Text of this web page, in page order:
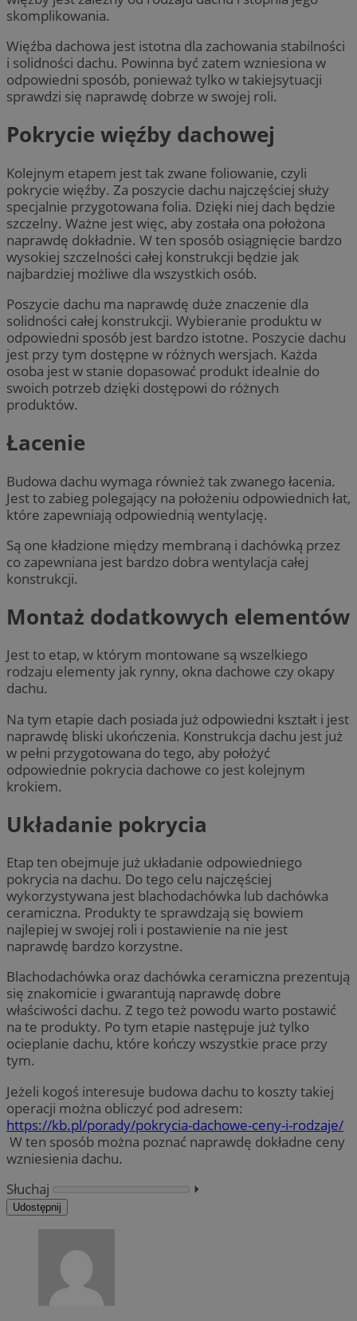
skomplikowania.
Więźba dachowa jest istotna dla zachowania stabilności
i solidności dachu. Powinna być zatem wzniesiona w
odpowiedni sposób, ponieważ tylko w takiejsytuacji
sprawdzi się naprawdę dobrze w swojej roli.
Pokrycie więźby dachowej
Kolejnym etapem jest tak zwane foliowanie, czyli
pokrycie więźby. Za poszycie dachu najczęściej służy
specjalnie przygotowana folia. Dzięki niej dach będzie
szczelny. Ważne jest więc, aby została ona położona
naprawdę dokładnie. W ten sposób osiągnięcie bardzo
wysokiej szczelności całej konstrukcji będzie jak
najbardziej możliwe dla wszystkich osób.
Poszycie dachu ma naprawdę duże znaczenie dla
solidności całej konstrukcji. Wybieranie produktu w
odpowiedni sposób jest bardzo istotne. Poszycie dachu
jest przy tym dostępne w różnych wersjach. Każda
osoba jest w stanie dopasować produkt idealnie do
swoich potrzeb dzięki dostępowi do różnych
produktów.
Łacenie
Budowa dachu wymaga również tak zwanego łacenia.
Jest to zabieg polegający na położeniu odpowiednich łat,
które zapewniają odpowiednią wentylację.
Są one kładzione między membraną i dachówką przez
co zapewniana jest bardzo dobra wentylacja całej
konstrukcji.
Montaż dodatkowych elementów
Jest to etap, w którym montowane są wszelkiego
rodzaju elementy jak rynny, okna dachowe czy okapy
dachu.
Na tym etapie dach posiada już odpowiedni kształt i jest
naprawdę bliski ukończenia. Konstrukcja dachu jest już
w pełni przygotowana do tego, aby położyć
odpowiednie pokrycia dachowe co jest kolejnym
krokiem.
Układanie pokrycia
Etap ten obejmuje już układanie odpowiedniego
pokrycia na dachu. Do tego celu najczęściej
wykorzystywana jest blachodachówka lub dachówka
ceramiczna. Produkty te sprawdzają się bowiem
najlepiej w swojej roli i postawienie na nie jest
naprawdę bardzo korzystne.
Blachodachówka oraz dachówka ceramiczna prezentują
się znakomicie i gwarantują naprawdę dobre
właściwości dachu. Z tego też powodu warto postawić
na te produkty. Po tym etapie następuje już tylko
ocieplanie dachu, które kończy wszystkie prace przy
tym.
Jeżeli kogoś interesuje budowa dachu to koszty takiej
operacji można obliczyć pod adresem:
https://kb.pl/porady/pokrycia-dachowe-ceny-i-rodzaje/
W ten sposób można poznać naprawdę dokładne ceny
wzniesienia dachu.
Słuchaj
⏵︎
Udostępnij